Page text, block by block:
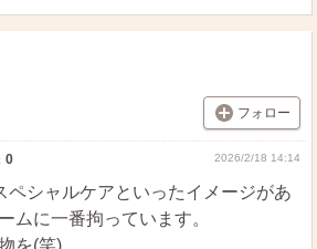
フォロー
0 2026/2/18 14:14
ペシャルケアといったイメージがあ
ムに一番拘っています。
を(笑)